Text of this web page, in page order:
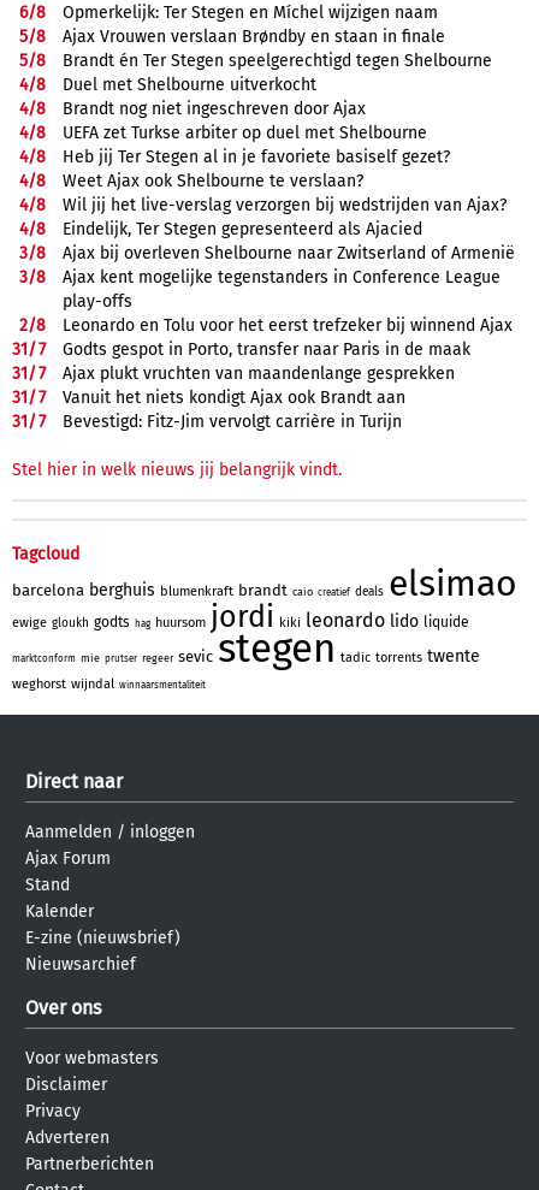
6/8
Opmerkelijk: Ter Stegen en Míchel wijzigen naam
5/8
Ajax Vrouwen verslaan Brøndby en staan in finale
5/8
Brandt én Ter Stegen speelgerechtigd tegen Shelbourne
4/8
Duel met Shelbourne uitverkocht
4/8
Brandt nog niet ingeschreven door Ajax
4/8
UEFA zet Turkse arbiter op duel met Shelbourne
4/8
Heb jij Ter Stegen al in je favoriete basiself gezet?
4/8
Weet Ajax ook Shelbourne te verslaan?
4/8
Wil jij het live-verslag verzorgen bij wedstrijden van Ajax?
4/8
Eindelijk, Ter Stegen gepresenteerd als Ajacied
3/8
Ajax bij overleven Shelbourne naar Zwitserland of Armenië
3/8
Ajax kent mogelijke tegenstanders in Conference League
play-offs
2/8
Leonardo en Tolu voor het eerst trefzeker bij winnend Ajax
31/7
Godts gespot in Porto, transfer naar Paris in de maak
31/7
Ajax plukt vruchten van maandenlange gesprekken
31/7
Vanuit het niets kondigt Ajax ook Brandt aan
31/7 Bevestigd: Fitz-Jim vervolgt carrière in Turijn
Stel hier in welk nieuws jij belangrijk vindt.
Tagcloud
barcelona berghuis blumenkraft brandt caio creatief deals elsimao
ewige gloukh godts hag huursom jordi kiki leonardo lido liquide
marktconform mie prutser regeer sevic stegen tadic torrents twente
weghorst wijndal winnaarsmentaliteit
Direct naar
Aanmelden / inloggen
Ajax Forum
Stand
Kalender
E-zine (nieuwsbrief)
Nieuwsarchief
Over ons
Voor webmasters
Disclaimer
Privacy
Adverteren
Partnerberichten